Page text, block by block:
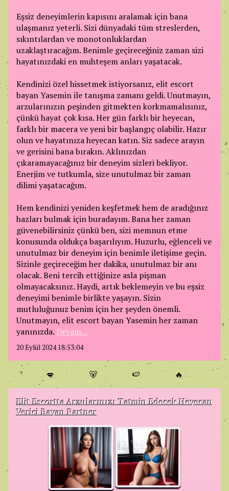
Eşsiz deneyimlerin kapısını aralamak için bana
ulaşmanız yeterli. Sizi dünyadaki tüm streslerden,
sıkıntılardan ve monotonluklardan
uzaklaştıracağım. Benimle geçireceğiniz zaman sizi
hayatınızdaki en muhteşem anları yaşatacak.
Kendinizi özel hissetmek istiyorsanız, elit escort
bayan Yasemin ile tanışma zamanı geldi. Unutmayın,
arzularınızın peşinden gitmekten korkmamalısınız,
çünkü hayat çok kısa. Her gün farklı bir heyecan,
farklı bir macera ve yeni bir başlangıç olabilir. Hazır
olun ve hayatınıza heyecan katın. Siz sadece arayın
ve gerisini bana bırakın. Aklınızdan
çıkaramayacağınız bir deneyim sizleri bekliyor.
Enerjim ve tutkumla, size unutulmaz bir zaman
dilimi yaşatacağım.
Hem kendinizi yeniden keşfetmek hem de aradığınız
hazları bulmak için buradayım. Bana her zaman
güvenebilirsiniz çünkü ben, sizi memnun etme
konusunda oldukça başarılıyım. Huzurlu, eğlenceli ve
unutulmaz bir deneyim için benimle iletişime geçin.
Sizinle geçireceğim her dakika, unutulmaz bir anı
olacak. Beni tercih ettiğinize asla pişman
olmayacaksınız. Haydi, artık beklemeyin ve bu eşsiz
deneyimi benimle birlikte yaşayın. Sizin
mutluluğunuz benim için her şeyden önemli.
Unutmayın, elit escort bayan Yasemin her zaman
yanınızda. Devam...
20 Eylül 2024 18:53:04
💋 🐻 🍉 🔥
Elit Escortta Arzularınızı Tatmin Edecek Heyecan
Verici Bayan Partner